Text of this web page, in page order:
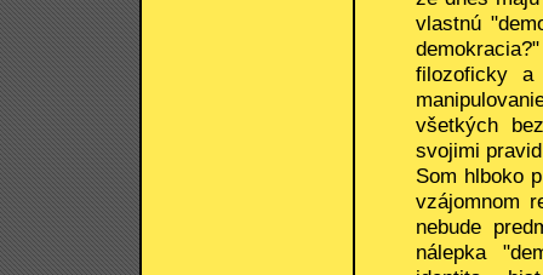
vlastnú
filozoficky a
všetkých
svojimi
Som hlboko
vzájomnom
nebude
nálepka